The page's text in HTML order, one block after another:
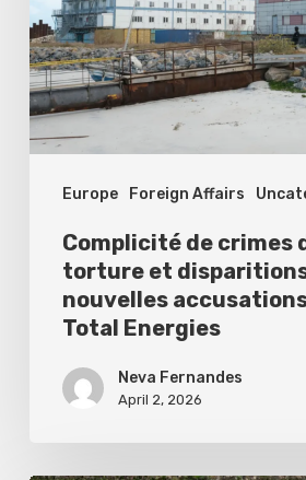
Europe Foreign Affairs
guerre,
torture
et
disparitions
forcées
nouvelles
accusations
contre
Total
Energies
Complicité de crimes
torture et
nouvelles
Total Energies
Neva Fernandes
April 2, 2026